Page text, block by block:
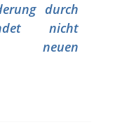
durch
nicht
neuen